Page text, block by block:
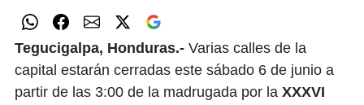
Tegucigalpa, Honduras.- Varias calles de la
capital estarán cerradas este sábado 6 de junio a
partir de las 3:00 de la madrugada por la XXXVI